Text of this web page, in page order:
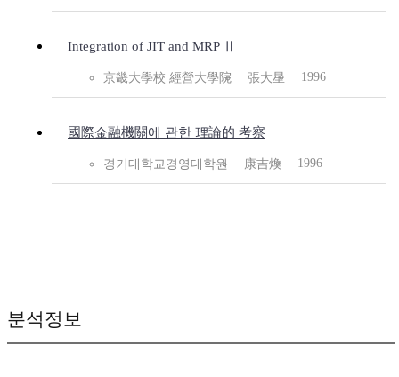
Integration of JIT and MRP Ⅱ
京畿大學校 經營大學院 張大星 1996
國際金融機關에 관한 理論的 考察
경기대학교경영대학원 康吉煥 1996
분석정보